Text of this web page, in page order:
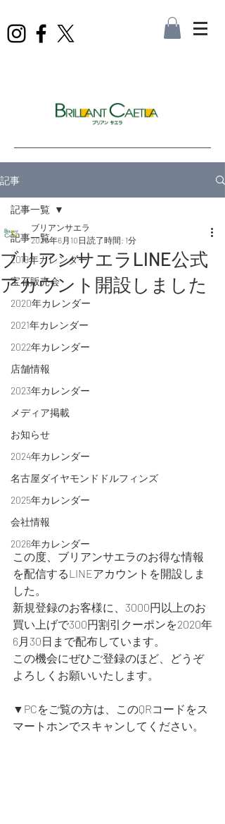
記事
記事一覧
2019年カレンダー
宝石販売会
2020年カレンダー
2021年カレンダー
2022年カレンダー
店舗情報
2023年カレンダー
メディア掲載
お知らせ
2024年カレンダー
名古屋ダイヤモンドドルフィンズ
2025年カレンダー
会社情報
2026年カレンダー
記事一覧
ブリアンサエラLINE公式
アカウント開設しました
ブリアンサエラ
2020年6月10日 読了時間: 1分
この度、ブリアンサエラのお得な情報
を配信するLINEアカウントを開設しま
した。
新規登録のお客様に、3000円以上のお
買い上げで300円割引クーポンを2020年
6月30日まで配布しています。
この機会にぜひご登録のほど、どうぞ
よろしくお願いいたします。
▼PCをご覧の方は、このQRコードをス
マートホンでスキャンしてください。